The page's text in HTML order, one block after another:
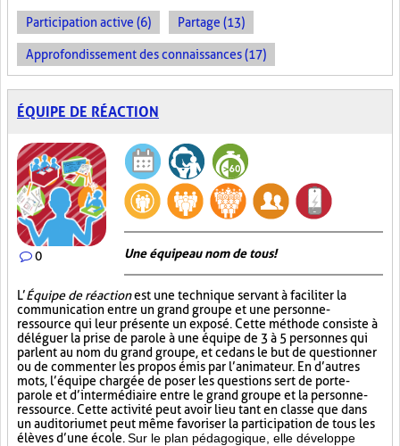
Participation active (6) Partage (13)
Approfondissement des connaissances (17)
ÉQUIPE DE RÉACTION
0 Une équipe au nom de tous!
L’Équipe de réactionest une technique servant à faciliter la
communication entre un grand groupe et une personne-
ressource qui leur présente un exposé. Cette méthode consiste à
déléguer la prise de parole à une équipe de 3 à 5 personnes qui
parlent au nom du grand groupe, et ce dans le but de questionner
ou de commenter les propos émis par l’animateur. En d’autres
mots, l’équipe chargée de poser les questions sert de porte-
parole et d’intermédiaire entre le grand groupe et la personne-
ressource. Cette activité peut avoir lieu tant en classe que dans
un auditorium et peut même favoriser la participation de tous les
élèves d’une école. Sur le plan pédagogique, elle développe